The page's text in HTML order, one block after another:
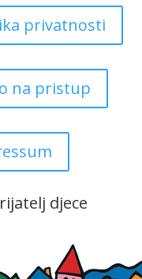
privatnosti
na pristup
djece